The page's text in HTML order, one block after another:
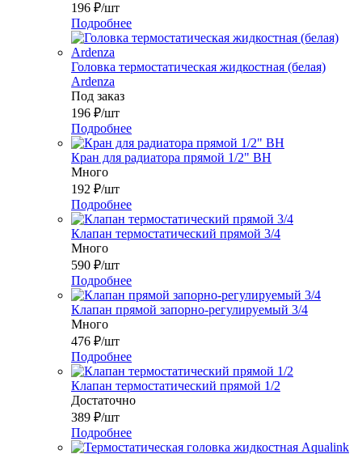
196 ₽/шт
Подробнее
Головка термостатическая жидкостная (белая)
Ardenza
Под заказ
196 ₽/шт
Подробнее
Кран для радиатора прямой 1/2" ВН
Много
192 ₽/шт
Подробнее
Клапан термостатический прямой 3/4
Много
590 ₽/шт
Подробнее
Клапан прямой запорно-регулируемый 3/4
Много
476 ₽/шт
Подробнее
Клапан термостатический прямой 1/2
Достаточно
389 ₽/шт
Подробнее